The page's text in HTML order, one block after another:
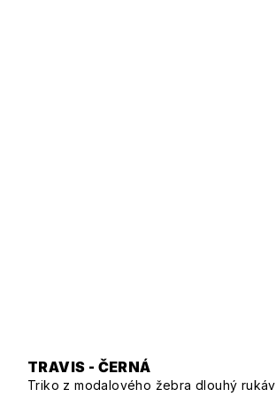
TRAVIS - ČERNÁ
Triko z modalového žebra dlouhý rukáv